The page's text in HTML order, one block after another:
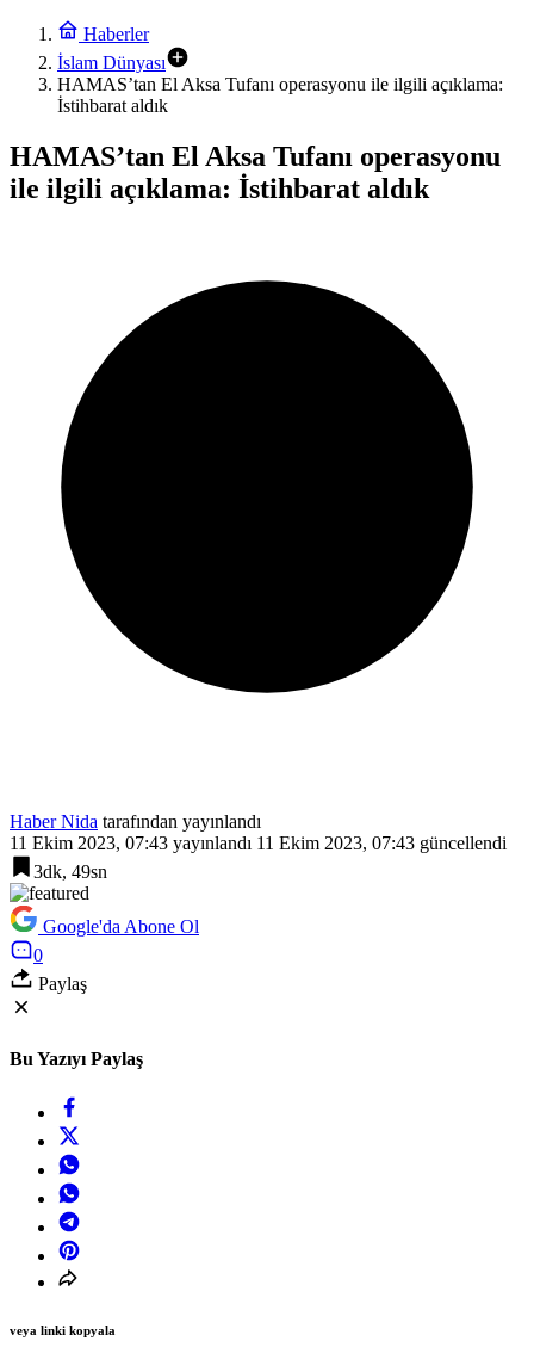
Haberler
İslam Dünyası
HAMAS’tan El Aksa Tufanı operasyonu ile ilgili açıklama:
İstihbarat aldık
HAMAS’tan El Aksa Tufanı operasyonu
ile ilgili açıklama: İstihbarat aldık
Haber Nida tarafından yayınlandı
11 Ekim 2023, 07:43 yayınlandı 11 Ekim 2023, 07:43 güncellendi
3dk, 49sn
Google'da Abone Ol
0
Paylaş
Bu Yazıyı Paylaş
veya linki kopyala